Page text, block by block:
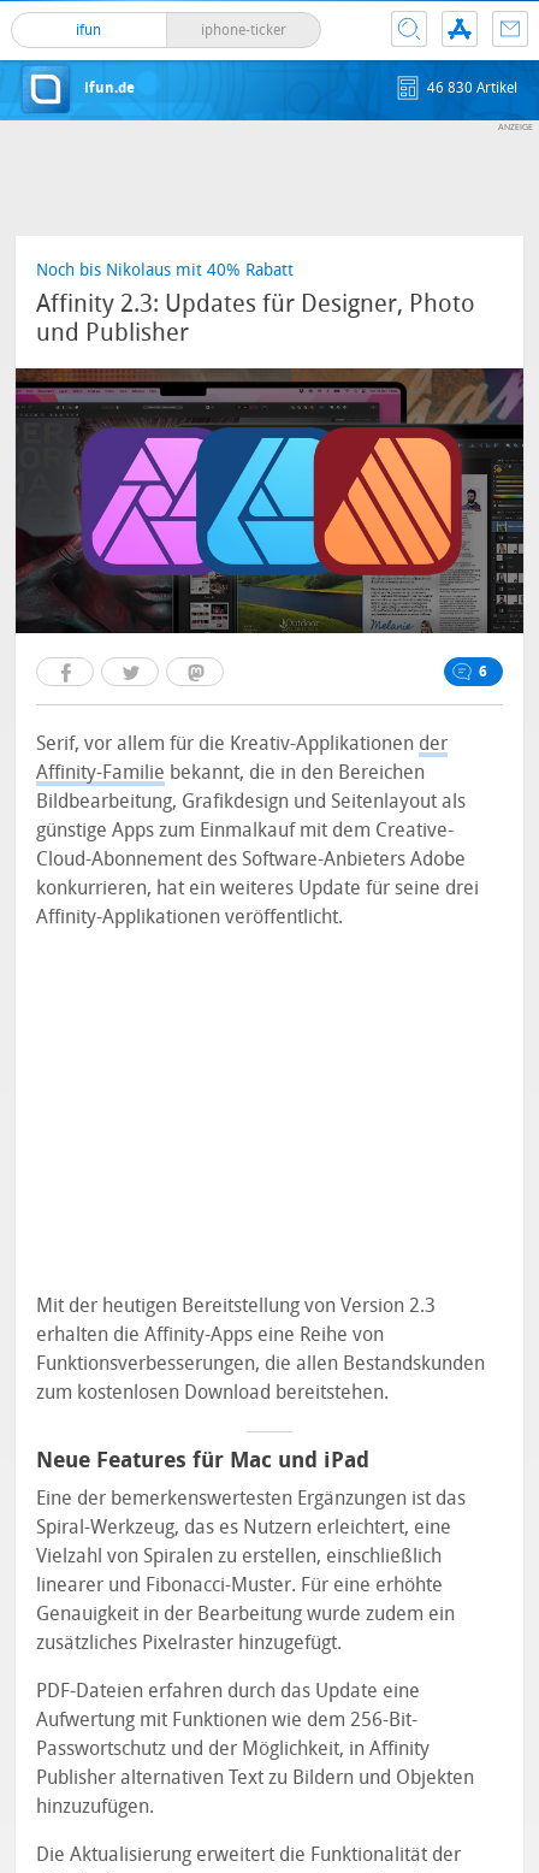
ifun iphone-ticker
ifun.de 46 830 Artikel
Noch bis Nikolaus mit 40% Rabatt
Affinity 2.3: Updates für Designer, Photo
und Publisher
6
Serif, vor allem für die Kreativ-Applikationen der
Affinity-Familie bekannt, die in den Bereichen
Bildbearbeitung, Grafikdesign und Seitenlayout als
günstige Apps zum Einmalkauf mit dem Creative-
Cloud-Abonnement des Software-Anbieters Adobe
konkurrieren, hat ein weiteres Update für seine drei
Affinity-Applikationen veröffentlicht.
Mit der heutigen Bereitstellung von Version 2.3
erhalten die Affinity-Apps eine Reihe von
Funktionsverbesserungen, die allen Bestandskunden
zum kostenlosen Download bereitstehen.
Neue Features für Mac und iPad
Eine der bemerkenswertesten Ergänzungen ist das
Spiral-Werkzeug, das es Nutzern erleichtert, eine
Vielzahl von Spiralen zu erstellen, einschließlich
linearer und Fibonacci-Muster. Für eine erhöhte
Genauigkeit in der Bearbeitung wurde zudem ein
zusätzliches Pixelraster hinzugefügt.
PDF-Dateien erfahren durch das Update eine
Aufwertung mit Funktionen wie dem 256-Bit-
Passwortschutz und der Möglichkeit, in Affinity
Publisher alternativen Text zu Bildern und Objekten
hinzuzufügen.
Die Aktualisierung erweitert die Funktionalität der